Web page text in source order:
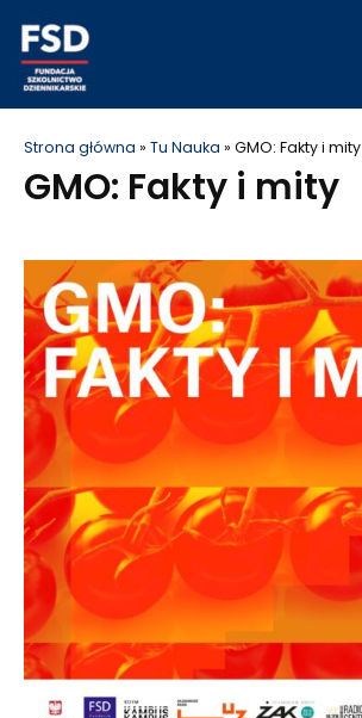
content
Strona główna » Tu Nauka » GMO: Fakty i mity
GMO: Fakty i mity